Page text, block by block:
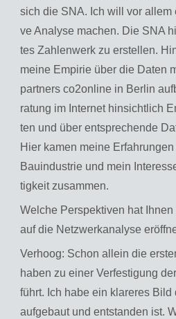
sich die SNA. Ich will vor
ve Ana­ly­se ma­chen. Die SNA
tes Zah­len­werk zu er­stel­len.
meine Em­pi­rie über die Daten
part­ners co2on­line in Ber­lin
ra­tung im In­ter­net hin­sicht­lich
ten und über ent­spre­chen­de
Hier kamen meine
Bau­in­dus­trie und mein
tig­keit zu­sam­men.
Wel­che Per­spek­ti­ven hat Ihnen
auf die Netz­werkana­ly­se
Ver­hoog: Schon al­lein die
haben zu einer Ver­fes­ti­gung
führt. Ich habe ein kla­re­res Bild
auf­ge­baut und ent­stan­den ist.